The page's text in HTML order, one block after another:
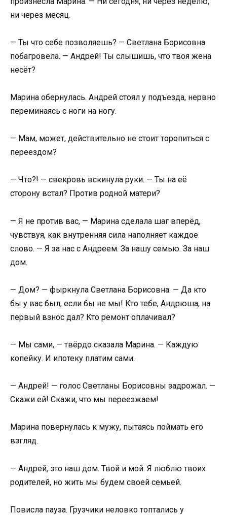
ни через месяц.
— Ты что себе позволяешь? — Светлана Борисовна
побагровела. — Андрей! Ты слышишь, что твоя жена
несёт?
Марина обернулась. Андрей стоял у подъезда, нервно
переминаясь с ноги на ногу.
— Мам, может, действительно не стоит торопиться с
переездом?
— Что?! — свекровь вскинула руки. — Ты на её
сторону встал? Против родной матери?
— Я не против вас, — Марина сделала шаг вперёд,
чувствуя, как внутренняя сила наполняет каждое
слово. — Я за нас с Андреем. За нашу семью. За наш
дом.
— Дом? — фыркнула Светлана Борисовна. — Да кто
бы у вас был, если бы не мы! Кто тебе, Андрюша, на
первый взнос дал? Кто ремонт оплачивал?
— Мы сами, — твёрдо сказала Марина. — Каждую
копейку. И ипотеку платим сами.
— Андрей! — голос Светланы Борисовны задрожал. —
Скажи ей! Скажи, что мы переезжаем!
Марина повернулась к мужу, пытаясь поймать его
взгляд.
— Андрей, это наш дом. Твой и мой. Я люблю твоих
родителей, но жить мы будем своей семьей.
Повисла пауза. Грузчики неловко топтались у